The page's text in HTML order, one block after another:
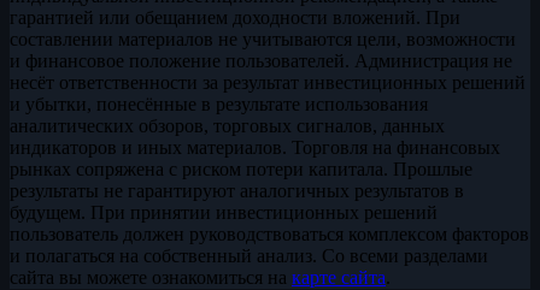
гарантией или обещанием доходности вложений. При
составлении материалов не учитываются цели, возможности
и финансовое положение пользователей. Администрация не
несёт ответственности за результат инвестиционных решений
и убытки, понесённые в результате использования
аналитических обзоров, торговых сигналов, данных
индикаторов и иных материалов. Торговля на финансовых
рынках сопряжена с риском потери капитала. Прошлые
результаты не гарантируют аналогичных результатов в
будущем. При принятии инвестиционных решений
пользователь должен руководствоваться комплексом факторов
и полагаться на собственный анализ. Со всеми разделами
сайта вы можете ознакомиться на карте сайта.